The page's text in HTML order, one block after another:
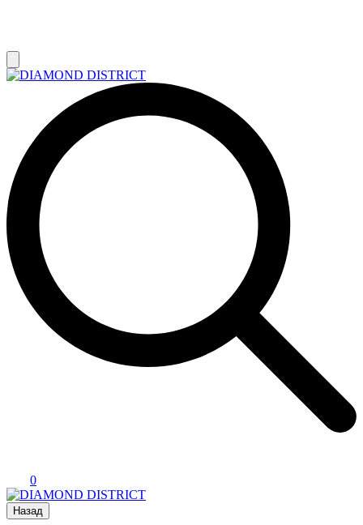
0
Назад